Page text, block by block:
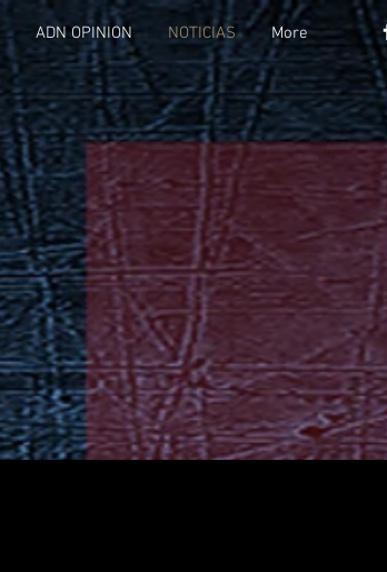
ADN OPINION NOTICIAS More